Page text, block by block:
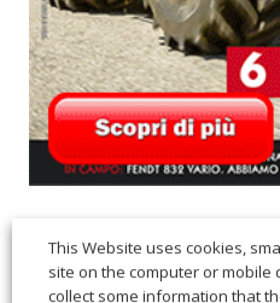
This Website uses cookies,
site on the computer or mobile
collect some information that